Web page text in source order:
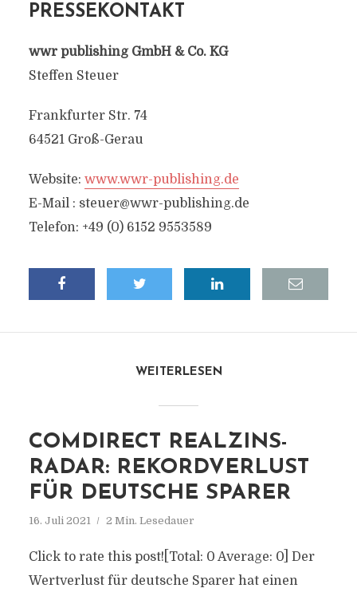
PRESSEKONTAKT
wwr publishing GmbH & Co. KG
Steffen Steuer
Frankfurter Str. 74
64521 Groß-Gerau
Website: www.wwr-publishing.de
E-Mail : steuer@wwr-publishing.de
Telefon: +49 (0) 6152 9553589
WEITERLESEN
COMDIRECT REALZINS-
RADAR: REKORDVERLUST
FÜR DEUTSCHE SPARER
16. Juli 2021 2 Min. Lesedauer
Click to rate this post![Total: 0 Average: 0] Der
Wertverlust für deutsche Sparer hat einen